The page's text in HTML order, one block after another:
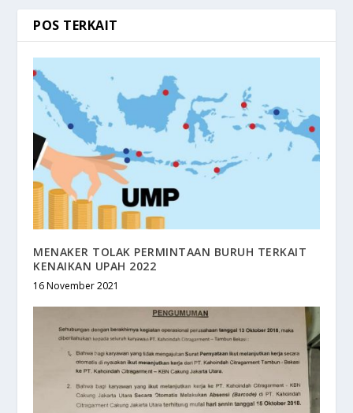
POS TERKAIT
MENAKER TOLAK PERMINTAAN BURUH TERKAIT
KENAIKAN UPAH 2022
16 November 2021